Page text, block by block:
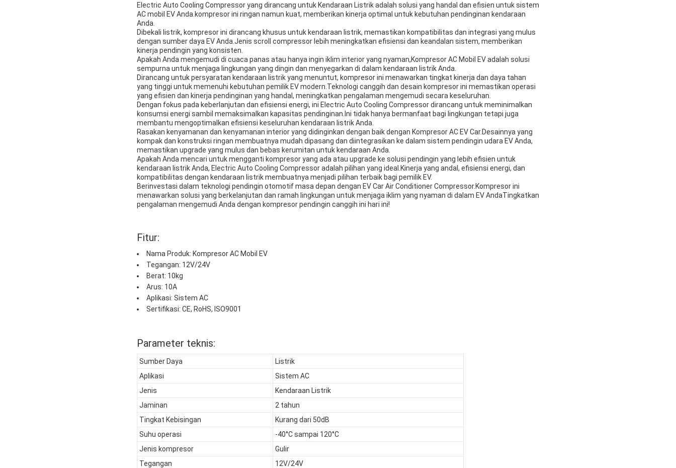
Electric Auto Cooling Compressor yang dirancang untuk Kendaraan Listrik adalah solusi yang handal dan efisien untuk sistem
AC mobil EV Anda.kompresor ini ringan namun kuat, memberikan kinerja optimal untuk kebutuhan pendinginan kendaraan
Anda.
Dibekali listrik, kompresor ini dirancang khusus untuk kendaraan listrik, memastikan kompatibilitas dan integrasi yang mulus
dengan sumber daya EV Anda.Jenis scroll compressor lebih meningkatkan efisiensi dan keandalan sistem, memberikan
kinerja pendingin yang konsisten.
Apakah Anda mengemudi di cuaca panas atau hanya ingin iklim interior yang nyaman,Kompresor AC Mobil EV adalah solusi
sempurna untuk menjaga lingkungan yang dingin dan menyegarkan di dalam kendaraan listrik Anda.
Dirancang untuk persyaratan kendaraan listrik yang menuntut, kompresor ini menawarkan tingkat kinerja dan daya tahan
yang tinggi untuk memenuhi kebutuhan pemilik EV modern.Teknologi canggih dan desain kompresor ini memastikan operasi
yang efisien dan kinerja pendinginan yang handal, meningkatkan pengalaman mengemudi secara keseluruhan.
Dengan fokus pada keberlanjutan dan efisiensi energi, ini Electric Auto Cooling Compressor dirancang untuk meminimalkan
konsumsi energi sambil memaksimalkan kapasitas pendinginan.Ini tidak hanya bermanfaat bagi lingkungan tetapi juga
membantu mengoptimalkan efisiensi keseluruhan kendaraan listrik Anda.
Rasakan kenyamanan dan kenyamanan interior yang didinginkan dengan baik dengan Kompresor AC EV Car.Desainnya yang
kompak dan konstruksi ringan membuatnya mudah dipasang dan diintegrasikan ke dalam sistem pendingin udara EV Anda,
memastikan upgrade yang mulus dan bebas kerumitan untuk kendaraan Anda.
Apakah Anda mencari untuk mengganti kompresor yang ada atau upgrade ke solusi pendingin yang lebih efisien untuk
kendaraan listrik Anda, Electric Auto Cooling Compressor adalah pilihan yang ideal.Kinerja yang andal, efisiensi energi, dan
kompatibilitas dengan kendaraan listrik membuatnya menjadi pilihan terbaik bagi pemilik EV.
Berinvestasi dalam teknologi pendingin otomotif masa depan dengan EV Car Air Conditioner Compressor.Kompresor ini
menawarkan solusi yang berkelanjutan dan ramah lingkungan untuk menjaga iklim yang nyaman di dalam EV AndaTingkatkan
pengalaman mengemudi Anda dengan kompresor pendingin canggih ini hari ini!
Fitur:
Nama Produk: Kompresor AC Mobil EV
Tegangan: 12V/24V
Berat: 10kg
Arus: 10A
Aplikasi: Sistem AC
Sertifikasi: CE, RoHS, ISO9001
Parameter teknis:
Sumber Daya
Listrik
Aplikasi
Sistem AC
Jenis
Kendaraan Listrik
Jaminan
2 tahun
Tingkat Kebisingan
Kurang dari 50dB
Suhu operasi
-40°C sampai 120°C
Jenis kompresor
Gulir
Tegangan
12V/24V